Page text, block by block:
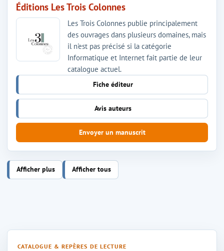
Éditions Les Trois Colonnes
Les Trois Colonnes publie principalement
des ouvrages dans plusieurs domaines, mais
il n'est pas précisé si la catégorie
Informatique et Internet fait partie de leur
catalogue actuel.
Fiche éditeur
Avis auteurs
Envoyer un manuscrit
Afficher plus Afficher tous
CATALOGUE & REPÈRES DE LECTURE